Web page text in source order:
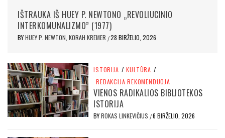
IŠTRAUKA IŠ HUEY P. NEWTONO „REVOLIUCINIO
INTERKOMUNALIZMO” (1977)
BYHUEY P. NEWTON, KORAH KREMER /28 BIRŽELIO, 2026
ISTORIJA / KULTŪRA /
REDAKCIJA REKOMENDUOJA
VIENOS RADIKALIOS BIBLIOTEKOS
ISTORIJA
BYROKAS LINKEVIČIUS /6 BIRŽELIO, 2026